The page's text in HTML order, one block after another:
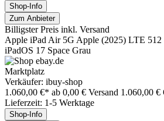
Shop-Info
Zum Anbieter
Billigster Preis inkl. Versand
Apple iPad Air 5G Apple (2025) LTE
iPadOS 17 Space Grau
Marktplatz
Verkäufer: ibuy-shop
1.060,00 €* ab 0,00 € Versand 1.060,00 €
Lieferzeit: 1-5 Werktage
Shop-Info